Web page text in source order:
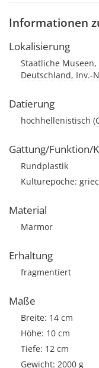
Informationen
Lokalisierung
Staatliche
Deutschland, Inv.-
Datierung
hochhellenistisch
Gattung/Funktion/
Rundplastik
Kulturepoche:
Material
Marmor
Erhaltung
fragmentiert
Maße
Breite: 14 cm
Höhe: 10 cm
Tiefe: 12 cm
Gewicht: 2000 g